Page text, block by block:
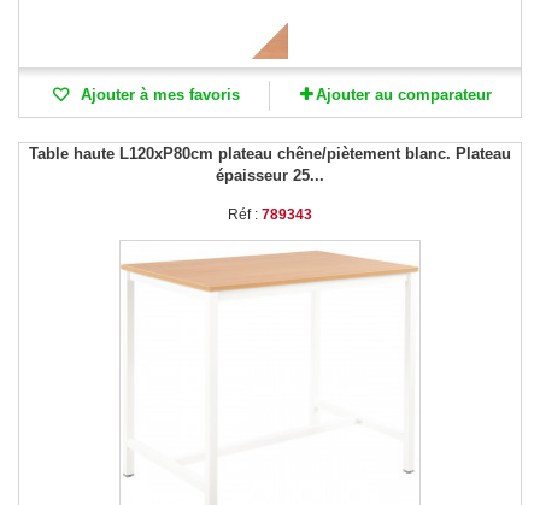
Ajouter à mes favoris Ajouter au comparateur
Table haute L120xP80cm plateau chêne/piètement blanc. Plateau
épaisseur 25...
Réf : 789343